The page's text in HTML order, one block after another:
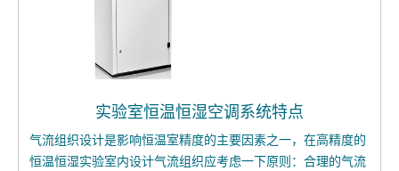
实验室恒温恒湿空调系统特点
气流组织设计是影响恒温室精度的主要因素之一，在高精度的
恒温恒湿实验室内设计气流组织应考虑一下原则：合理的气流